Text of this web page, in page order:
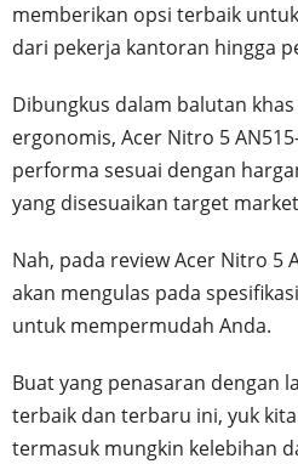
memberikan opsi terbaik
dari pekerja kantoran hingga
Dibungkus dalam balutan
ergonomis, Acer Nitro 5
performa sesuai dengan
yang disesuaikan target
Nah, pada review Acer Nitro 5
akan mengulas pada
untuk mempermudah Anda.
Buat yang penasaran dengan
terbaik dan terbaru ini, yuk
termasuk mungkin kelebihan